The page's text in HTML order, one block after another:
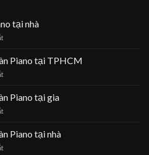
tại nhà
ở
đàn
tại
Piano tại TPHCM
ở
gia
dạy
Piano
Piano tại gia
ở
gia
dạy
Piano tại nhà
ở